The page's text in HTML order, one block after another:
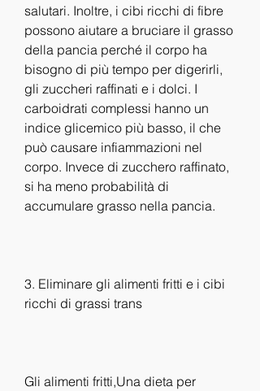
salutari. Inoltre, i cibi ricchi di fibre
possono aiutare a bruciare il grasso
della pancia perché il corpo ha
bisogno di più tempo per digerirli,
gli zuccheri raffinati e i dolci. I
carboidrati complessi hanno un
indice glicemico più basso, il che
può causare infiammazioni nel
corpo. Invece di zucchero raffinato,
si ha meno probabilità di
accumulare grasso nella pancia.
3. Eliminare gli alimenti fritti e i cibi
ricchi di grassi trans
Gli alimenti fritti,Una dieta per